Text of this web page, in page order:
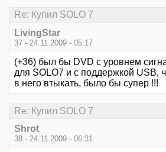
Re: Купил SOLO 7
LivingStar
37 - 24.11.2009 - 05:17
(+36) был бы DVD с уровнем
для SOLO7 и с поддержкой USB,
в него втыкать, было бы супер !!!
Re: Купил SOLO 7
Shrot
38 - 24.11.2009 - 06:31